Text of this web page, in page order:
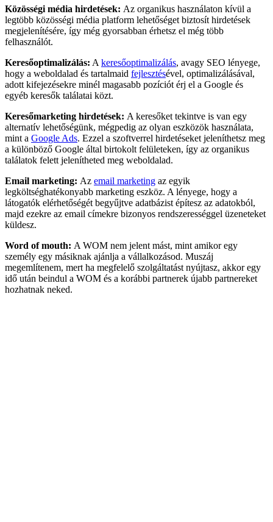
Közösségi média hirdetések: Az organikus használaton kívül a
legtöbb közösségi média platform lehetőséget biztosít hirdetések
megjelenítésére, így még gyorsabban érhetsz el még több
felhasználót.
Keresőoptimalizálás: A keresőoptimalizálás, avagy SEO lényege,
hogy a weboldalad és tartalmaid fejlesztésével, optimalizálásával,
adott kifejezésekre minél magasabb pozíciót érj el a Google és
egyéb keresők találatai közt.
Keresőmarketing hirdetések: A keresőket tekintve is van egy
alternatív lehetőségünk, mégpedig az olyan eszközök használata,
mint a Google Ads. Ezzel a szoftverrel hirdetéseket jeleníthetsz meg
a különböző Google által birtokolt felületeken, így az organikus
találatok felett jelenítheted meg weboldalad.
Email marketing: Az email marketing az egyik
legköltséghatékonyabb marketing eszköz. A lényege, hogy a
látogatók elérhetőségét begyűjtve adatbázist építesz az adatokból,
majd ezekre az email címekre bizonyos rendszerességgel üzeneteket
küldesz.
Word of mouth: A WOM nem jelent mást, mint amikor egy
személy egy másiknak ajánlja a vállalkozásod. Muszáj
megemlítenem, mert ha megfelelő szolgáltatást nyújtasz, akkor egy
idő után beindul a WOM és a korábbi partnerek újabb partnereket
hozhatnak neked.